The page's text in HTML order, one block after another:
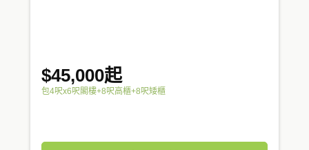
$45,000起
包4呎x6呎閣樓+8呎高櫃+8呎矮櫃